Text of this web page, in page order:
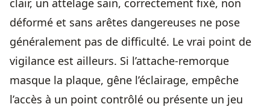
clair, un attelage sain, correctement fixé, non
déformé et sans arêtes dangereuses ne pose
généralement pas de difficulté. Le vrai point de
vigilance est ailleurs. Si l’attache-remorque
masque la plaque, gêne l’éclairage, empêche
l’accès à un point contrôlé ou présente un jeu